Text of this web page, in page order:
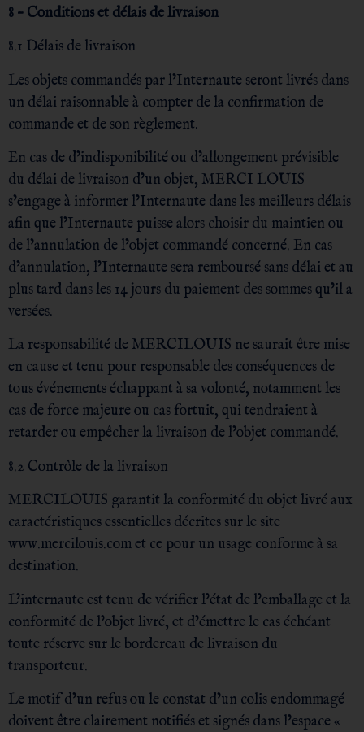
8 – Conditions et délais de livraison
8.1 Délais de livraison
Les objets commandés par l’Internaute seront livrés dans
un délai raisonnable à compter de la confirmation de
commande et de son règlement.
En cas de d’indisponibilité ou d’allongement prévisible
du délai de livraison d’un objet, MERCI LOUIS
s’engage à informer l’Internaute dans les meilleurs délais
afin que l’Internaute puisse alors choisir du maintien ou
de l’annulation de l’objet commandé concerné. En cas
d’annulation, l’Internaute sera remboursé sans délai et au
plus tard dans les 14 jours du paiement des sommes qu’il a
versées.
La responsabilité de MERCILOUIS ne saurait être mise
en cause et tenu pour responsable des conséquences de
tous événements échappant à sa volonté, notamment les
cas de force majeure ou cas fortuit, qui tendraient à
retarder ou empêcher la livraison de l’objet commandé.
8.2 Contrôle de la livraison
MERCILOUIS garantit la conformité du objet livré aux
caractéristiques essentielles décrites sur le site
www.mercilouis.com et ce pour un usage conforme à sa
destination.
L’internaute est tenu de vérifier l’état de l’emballage et la
conformité de l’objet livré, et d’émettre le cas échéant
toute réserve sur le bordereau de livraison du
transporteur.
Le motif d’un refus ou le constat d’un colis endommagé
doivent être clairement notifiés et signés dans l’espace «